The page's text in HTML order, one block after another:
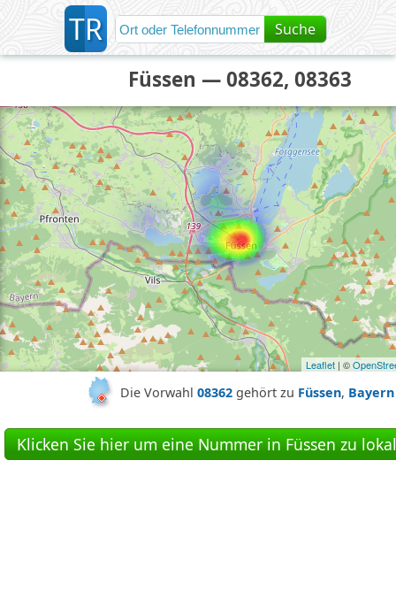
TR Suche
Füssen — 08362, 08363
Leaflet | ©
Die Vorwahl08362 gehört zu Füssen, Bayern
Klicken Sie hier um eine Nummer in Füssen zu